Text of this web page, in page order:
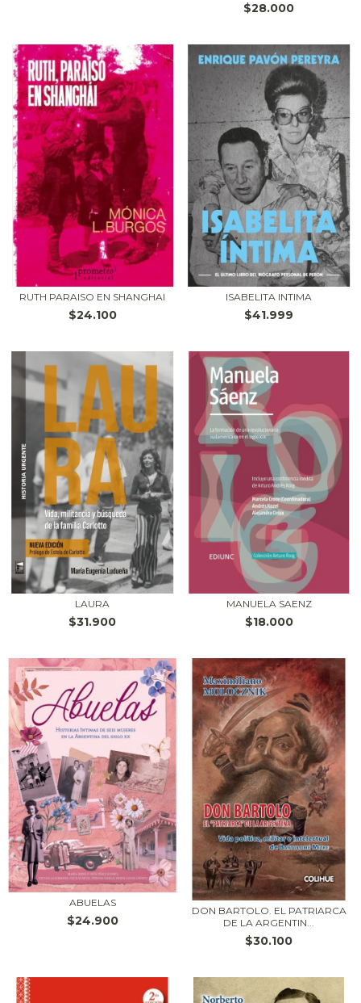
$28.000
RUTH PARAISO EN SHANGHAI
$24.100
ISABELITA INTIMA
$41.999
LAURA
$31.900
MANUELA SAENZ
$18.000
ABUELAS
$24.900
DON BARTOLO. EL PATRIARCA
DE LA ARGENTIN...
$30.100